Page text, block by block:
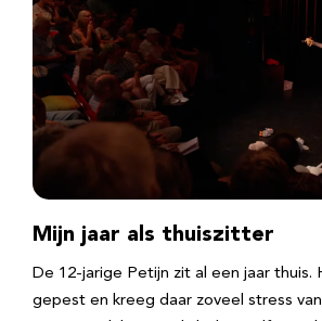
Mijn jaar als thuiszitter
De 12-jarige Petijn zit al een jaar thuis.
gepest en kreeg daar zoveel stress